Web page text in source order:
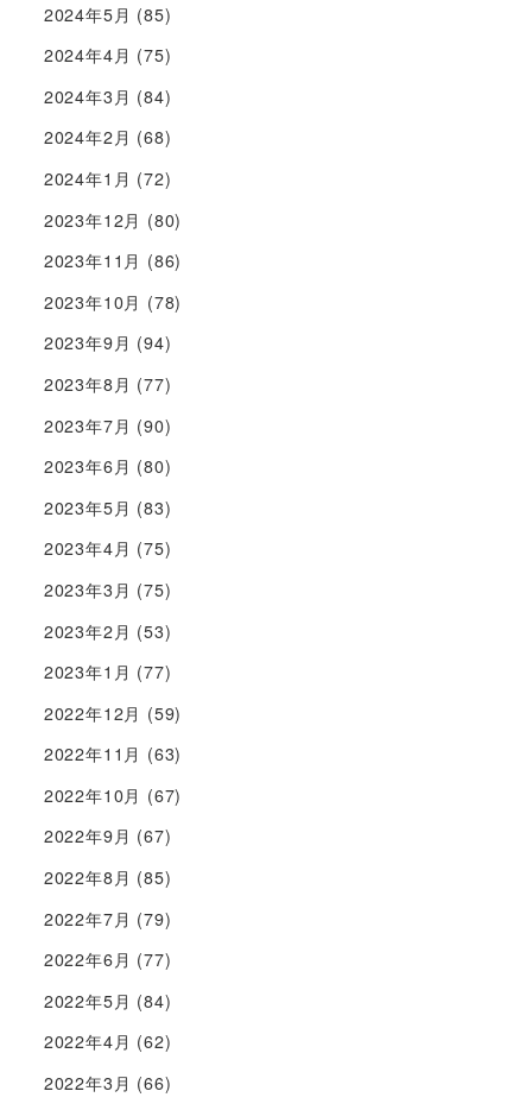
2024年5月 (85)
2024年4月 (75)
2024年3月 (84)
2024年2月 (68)
2024年1月 (72)
2023年12月 (80)
2023年11月 (86)
2023年10月 (78)
2023年9月 (94)
2023年8月 (77)
2023年7月 (90)
2023年6月 (80)
2023年5月 (83)
2023年4月 (75)
2023年3月 (75)
2023年2月 (53)
2023年1月 (77)
2022年12月 (59)
2022年11月 (63)
2022年10月 (67)
2022年9月 (67)
2022年8月 (85)
2022年7月 (79)
2022年6月 (77)
2022年5月 (84)
2022年4月 (62)
2022年3月 (66)